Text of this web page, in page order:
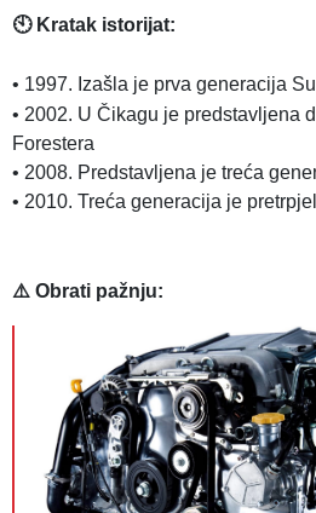
🕙 Kratak istorijat:
• 1997. Izašla je prva generacija
• 2002. U Čikagu je predstavljena
Forestera
• 2008. Predstavljena je treća
• 2010. Treća generacija je
⚠️ Obrati pažnju: